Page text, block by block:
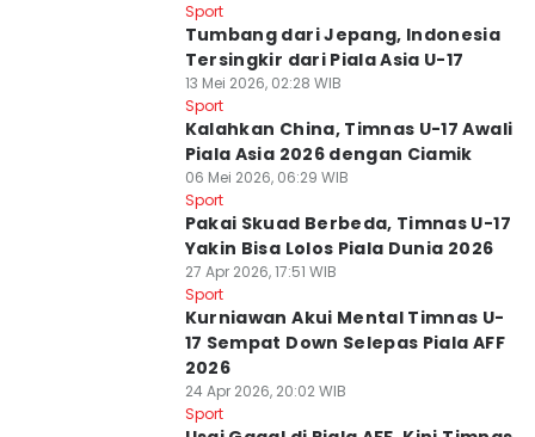
Sport
Tumbang dari Jepang, Indonesia
Tersingkir dari Piala Asia U-17
13 Mei 2026, 02:28 WIB
Sport
Kalahkan China, Timnas U-17 Awali
Piala Asia 2026 dengan Ciamik
06 Mei 2026, 06:29 WIB
Sport
Pakai Skuad Berbeda, Timnas U-17
Yakin Bisa Lolos Piala Dunia 2026
27 Apr 2026, 17:51 WIB
Sport
Kurniawan Akui Mental Timnas U-
17 Sempat Down Selepas Piala AFF
2026
24 Apr 2026, 20:02 WIB
Sport